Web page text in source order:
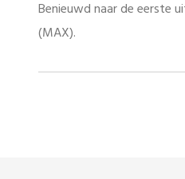
Benieuwd naar de eerste
(MAX).